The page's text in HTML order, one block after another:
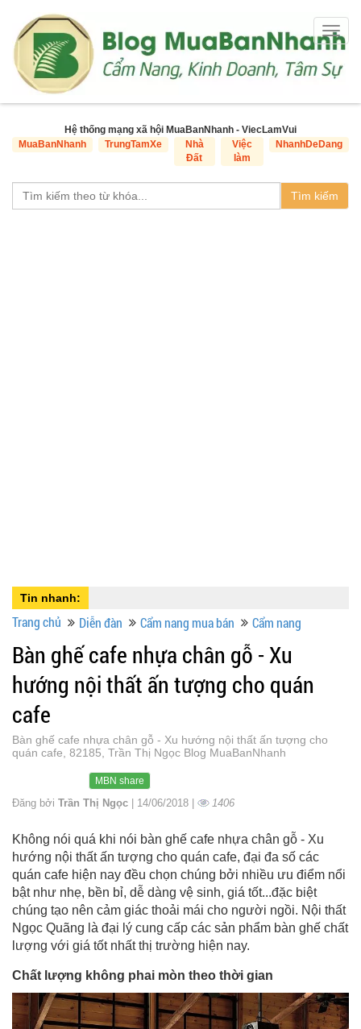
Hệ thống mạng xã hội MuaBanNhanh - ViecLamVui
MuaBanNhanh
TrungTamXe
Nhà
Đất
Việc
làm
NhanhDeDang
Tìm kiếm
Tin nhanh:
Trang chủ Diễn đàn Cẩm nang mua bán Cẩm nang
Bàn ghế cafe nhựa chân gỗ - Xu
hướng nội thất ấn tượng cho quán
cafe
Bàn ghế cafe nhựa chân gỗ - Xu hướng nội thất ấn tượng cho
quán cafe, 82185, Trần Thị Ngọc Blog MuaBanNhanh
MBN share
Đăng bởi Trần Thị Ngọc | 14/06/2018 | 1406
Không nói quá khi nói bàn ghế cafe nhựa chân gỗ - Xu
hướng nội thất ấn tượng cho quán cafe, đại đa số các
quán cafe hiện nay đều chọn chúng bởi nhiều ưu điểm nổi
bật như nhẹ, bền bỉ, dễ dàng vệ sinh, giá tốt...đặc biệt
chúng tạo nên cảm giác thoải mái cho người ngồi. Nội thất
Ngọc Quãng là đại lý cung cấp các sản phẩm bàn ghế chất
lượng với giá tốt nhất thị trường hiện nay.
Chất lượng không phai mòn theo thời gian